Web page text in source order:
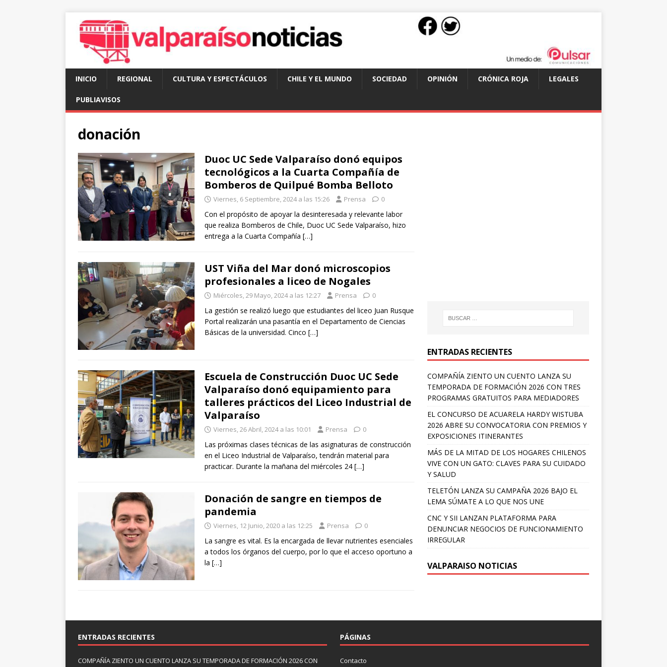
INICIO REGIONAL CULTURA Y ESPECTÁCULOS CHILE Y EL MUNDO SOCIEDAD OPINIÓN CRÓNICA ROJA LEGALES
PUBLIAVISOS
donación
Duoc UC Sede Valparaíso donó equipos
tecnológicos a la Cuarta Compañía de
Bomberos de Quilpué Bomba Belloto
Viernes, 6 Septiembre, 2024 a las 15:26 Prensa 0
Con el propósito de apoyar la desinteresada y relevante labor
que realiza Bomberos de Chile, Duoc UC Sede Valparaíso, hizo
entrega a la Cuarta Compañía […]
UST Viña del Mar donó microscopios
profesionales a liceo de Nogales
Miércoles, 29 Mayo, 2024 a las 12:27 Prensa 0
La gestión se realizó luego que estudiantes del liceo Juan Rusque
Portal realizarán una pasantía en el Departamento de Ciencias
Básicas de la universidad. Cinco […]
Escuela de Construcción Duoc UC Sede
Valparaíso donó equipamiento para
talleres prácticos del Liceo Industrial de
Valparaíso
Viernes, 26 Abril, 2024 a las 10:01 Prensa 0
Las próximas clases técnicas de las asignaturas de construcción
en el Liceo Industrial de Valparaíso, tendrán material para
practicar. Durante la mañana del miércoles 24 […]
Donación de sangre en tiempos de
pandemia
Viernes, 12 Junio, 2020 a las 12:25 Prensa 0
La sangre es vital. Es la encargada de llevar nutrientes esenciales
a todos los órganos del cuerpo, por lo que el acceso oportuno a
la […]
ENTRADAS RECIENTES
COMPAÑÍA ZIENTO UN CUENTO LANZA SU
TEMPORADA DE FORMACIÓN 2026 CON TRES
PROGRAMAS GRATUITOS PARA MEDIADORES
EL CONCURSO DE ACUARELA HARDY WISTUBA
2026 ABRE SU CONVOCATORIA CON PREMIOS Y
EXPOSICIONES ITINERANTES
MÁS DE LA MITAD DE LOS HOGARES CHILENOS
VIVE CON UN GATO: CLAVES PARA SU CUIDADO
Y SALUD
TELETÓN LANZA SU CAMPAÑA 2026 BAJO EL
LEMA SÚMATE A LO QUE NOS UNE
CNC Y SII LANZAN PLATAFORMA PARA
DENUNCIAR NEGOCIOS DE FUNCIONAMIENTO
IRREGULAR
VALPARAISO NOTICIAS
ENTRADAS RECIENTES
COMPAÑÍA ZIENTO UN CUENTO LANZA SU TEMPORADA DE FORMACIÓN 2026 CON
PÁGINAS
Contacto